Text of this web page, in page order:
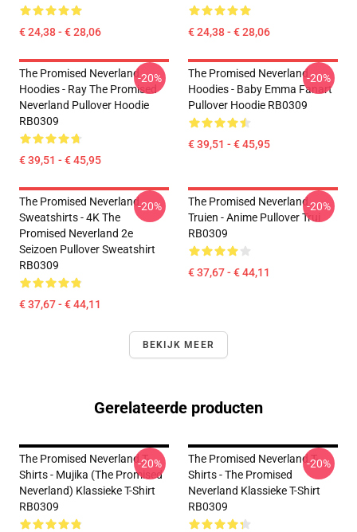
€ 24,38 - € 28,06 € 24,38 - € 28,06
The Promised Neverland
Hoodies - Ray The Promised
Neverland Pullover Hoodie
RB0309
€ 39,51 - € 45,95
-20%
The Promised Neverland
Hoodies - Baby Emma Fanart
Pullover Hoodie RB0309
€ 39,51 - € 45,95
-20%
The Promised Neverland
Sweatshirts - 4K The
Promised Neverland 2e
Seizoen Pullover Sweatshirt
RB0309
€ 37,67 - € 44,11
-20%
The Promised Neverland
Truien - Anime Pullover Trui
RB0309
€ 37,67 - € 44,11
-20%
BEKIJK MEER
Gerelateerde producten
The Promised Neverland T-
Shirts - Mujika (The Promised
Neverland) Klassieke T-Shirt
RB0309
-20%
The Promised Neverland T-
Shirts - The Promised
Neverland Klassieke T-Shirt
RB0309
-20%